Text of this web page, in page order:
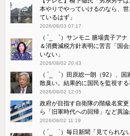
本やりでやっていけるのなら、
ているはず」
2026/08/03 07:17
（ ´_ゝ`）サンモニ 膳場貴子ア
＆消費減税方針表明に苦言「国
いない」
2026/08/02 20:43
（ ´_ゝ`）田原総一朗（92）、
散臭い。結果的に国民を監視する
2026/08/02 12:05
政府が目指す自衛隊の階級名変
ら「旧軍時代への回帰」など異
2026/08/02 11:19
（ ´_ゝ`）毎日新聞「見てられ